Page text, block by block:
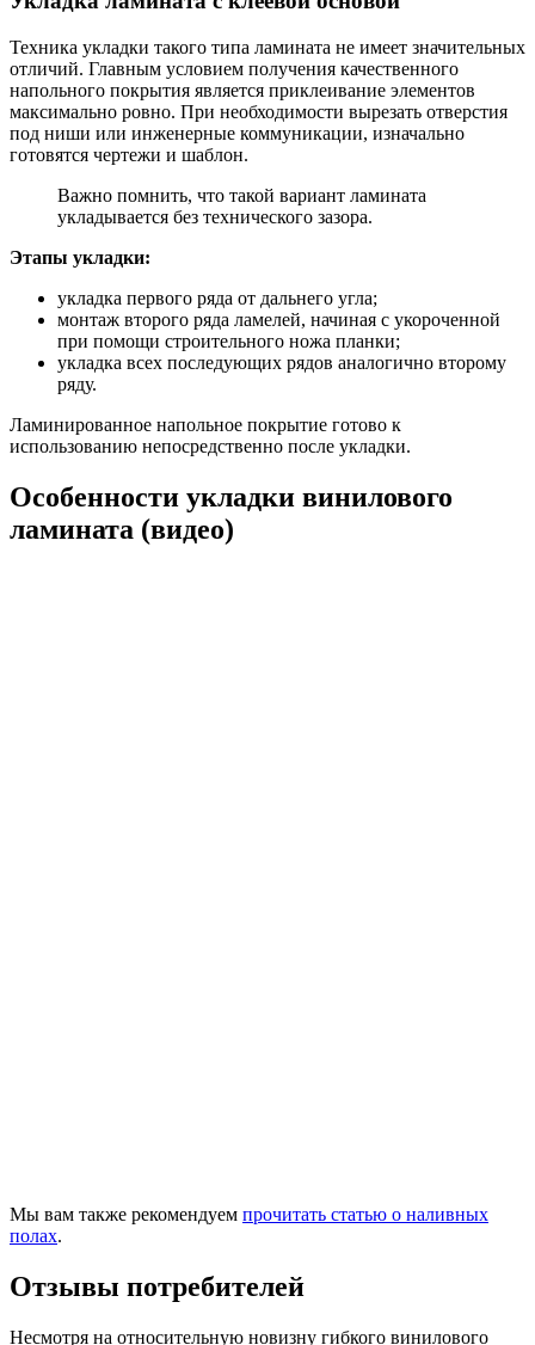
Техника укладки такого типа ламината не имеет значительных
отличий. Главным условием получения качественного
напольного покрытия является приклеивание элементов
максимально ровно. При необходимости вырезать отверстия
под ниши или инженерные коммуникации, изначально
готовятся чертежи и шаблон.
Важно помнить, что такой вариант ламината
укладывается без технического зазора.
Этапы укладки:
укладка первого ряда от дальнего угла;
монтаж второго ряда ламелей, начиная с укороченной
при помощи строительного ножа планки;
укладка всех последующих рядов аналогично второму
ряду.
Ламинированное напольное покрытие готово к
использованию непосредственно после укладки.
Особенности укладки винилового
ламината (видео)
Мы вам также рекомендуем прочитать статью о наливных
полах.
Отзывы потребителей
Несмотря на относительную новизну гибкого винилового